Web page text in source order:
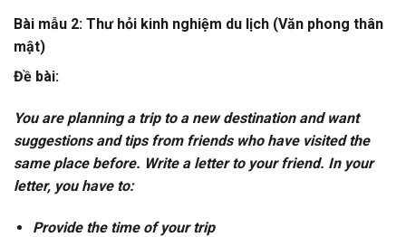
Bài mẫu 2: Thư hỏi kinh nghiệm du lịch (Văn phong thân
mật)
Đề bài:
You are planning a trip to a new destination and want
suggestions and tips from friends who have visited the
same place before. Write a letter to your friend. In your
letter, you have to:
Provide the time of your trip